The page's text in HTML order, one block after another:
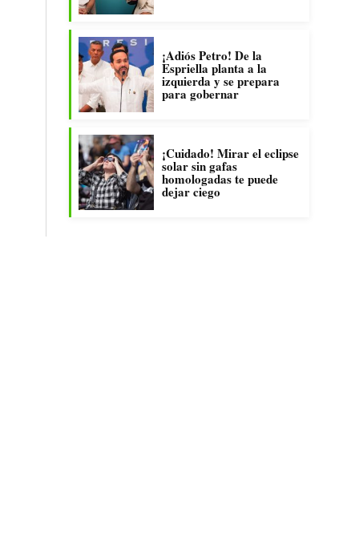
¡Adiós Petro! De la
Espriella planta a la
izquierda y se prepara
para gobernar
¡Cuidado! Mirar el eclipse
solar sin gafas
homologadas te puede
dejar ciego